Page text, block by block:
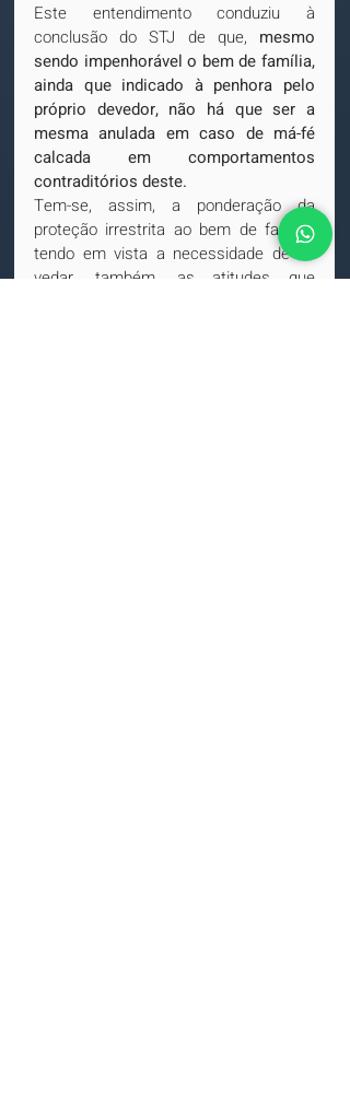
Este entendimento conduziu à
conclusão do STJ de que, mesmo
sendo impenhorável o bem de família,
ainda que indicado à penhora pelo
próprio devedor, não há que ser a
mesma anulada em caso de má-fé
calcada em comportamentos
contraditórios deste.
Tem-se, assim, a ponderação da
proteção irrestrita ao bem de família,
tendo em vista a necessidade de se
vedar, também, as atitudes que